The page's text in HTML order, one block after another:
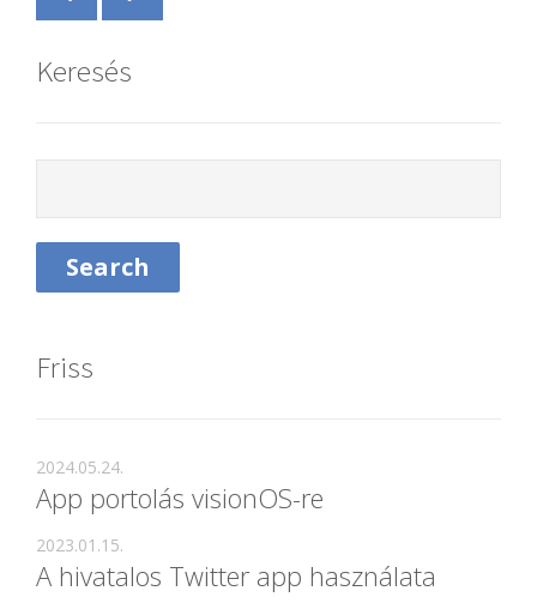
Keresés
Friss
App portolás visionOS-re
2024.05.24.
A hivatalos Twitter app használata
2023.01.15.